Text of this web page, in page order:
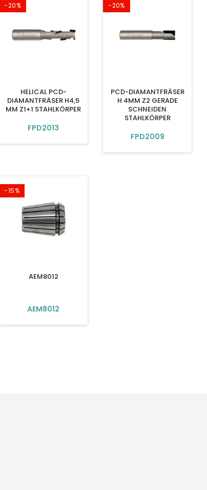
-20%
HELICAL PCD-
DIAMANTFRÄSER H4,5
MM Z1+1 STAHLKÖRPER
FPD2013
-20%
PCD-DIAMANTFRÄSER
H 4MM Z2 GERADE
SCHNEIDEN
STAHLKÖRPER
FPD2009
-15%
AEM8012
AEM8012